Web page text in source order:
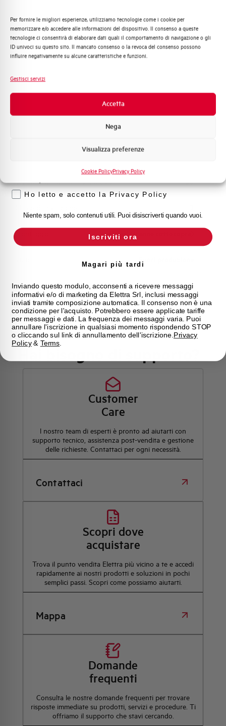
Per fornire le migliori esperienze, utilizziamo tecnologie come i cookie per
memorizzare e/o accedere alle informazioni del dispositivo. Il consenso a queste
tecnologie ci consentirà di elaborare dati quali il comportamento di navigazione o gli
ID univoci su questo sito. Il mancato consenso o la revoca del consenso possono
influire negativamente su alcune caratteristiche e funzioni.
Gestisci servizi
Accetta
Nega
Visualizza preferenze
Cookie PolicyPrivacy Policy
(%Icu)
Capacità dei terminali 1…35 mm²
secondo EN 60947-2
Temperatura di riferimento (°C) 30
Montaggio qualsiasi (tranne sottosopra)
Fuori produzione
Marca AEG
Hai bisogno di supporto?
Customer
Care
l nostro team di esperti è pronto ad aiutarti con
supporto tecnico, assistenza post-vendita e gestione
delle richieste. Contattaci per ogni necessità.
Contattaci
Scopri dove
acquistare
Trova il punto vendita Elettra più vicino a te e accedi
rapidamente ai nostri prodotti e soluzioni in pochi
semplici passi. Scopri come possiamo aiutarti.
Mappa
Domande
frequenti
Consulta le nostre domande frequenti per trovare
risposte immediate su prodotti, servizi e procedure. Ti
offriamo il supporto che stavi cercando.
Quali argomenti ti interessano di più?
Distribuzione di Energia
Automazione Industriale
Sistema Quadri
Promozioni e offerte
Formazione tecnica
Voglio ricevere aggiornamenti, novità di
Ho letto e accetto la Privacy Policy
Niente spam, solo contenuti utili. Puoi disiscriverti quando vuoi.
Iscriviti ora
Magari più tardi
Inviando questo modulo, acconsenti a ricevere messaggi
informativi e/o di marketing da Elettra Srl, inclusi messaggi
inviati tramite composizione automatica. Il consenso non è una
condizione per l'acquisto. Potrebbero essere applicate tariffe
per messaggi e dati. La frequenza dei messaggi varia. Puoi
annullare l'iscrizione in qualsiasi momento rispondendo STOP
o cliccando sul link di annullamento dell'iscrizione. Privacy
Policy& Terms